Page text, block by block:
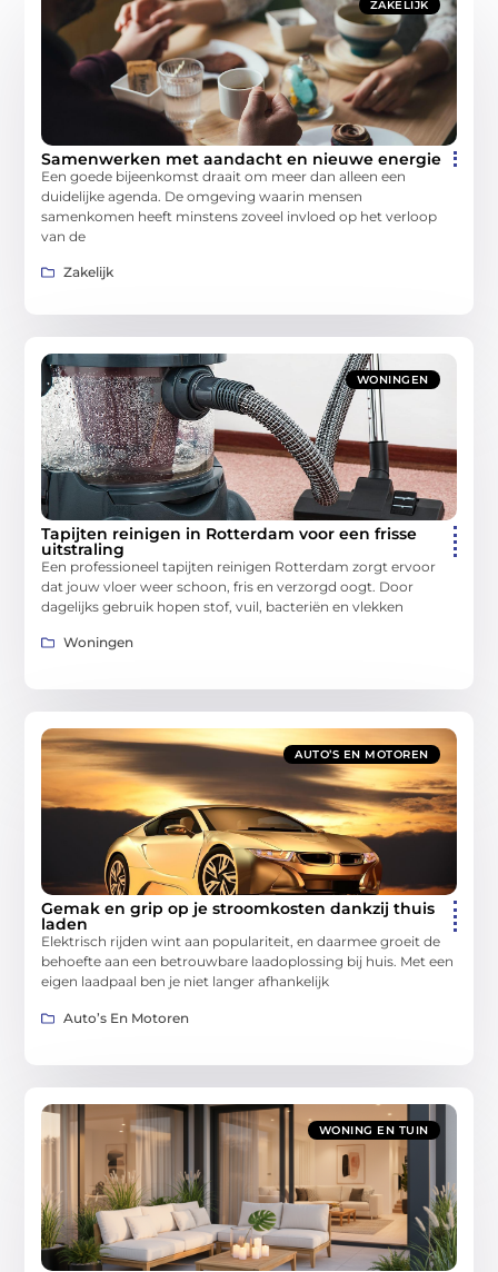
ZAKELIJK
Samenwerken met aandacht en nieuwe energie
Een goede bijeenkomst draait om meer dan alleen een
duidelijke agenda. De omgeving waarin mensen
samenkomen heeft minstens zoveel invloed op het verloop
van de
Zakelijk
WONINGEN
Tapijten reinigen in Rotterdam voor een frisse
uitstraling
Een professioneel tapijten reinigen Rotterdam zorgt ervoor
dat jouw vloer weer schoon, fris en verzorgd oogt. Door
dagelijks gebruik hopen stof, vuil, bacteriën en vlekken
Woningen
AUTO’S EN MOTOREN
Gemak en grip op je stroomkosten dankzij thuis
laden
Elektrisch rijden wint aan populariteit, en daarmee groeit de
behoefte aan een betrouwbare laadoplossing bij huis. Met een
eigen laadpaal ben je niet langer afhankelijk
Auto’s En Motoren
WONING EN TUIN